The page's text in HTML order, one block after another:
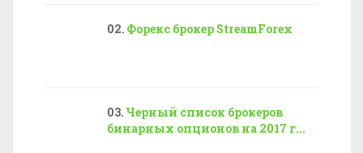
Форекс брокер StreamForex
Черный список брокеров
бинарных опционов на 2017 г...